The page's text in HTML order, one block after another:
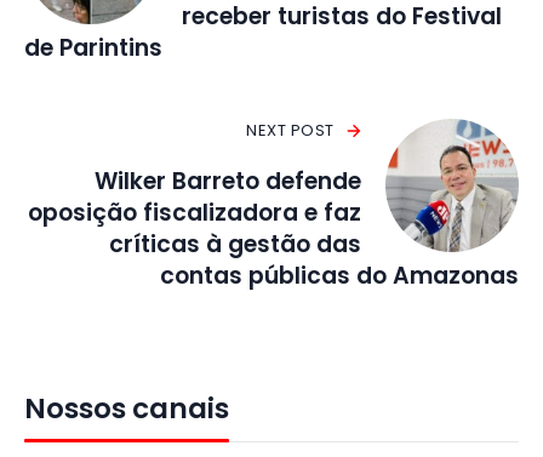
receber turistas do Festival
de Parintins
NEXT POST
Wilker Barreto defende
oposição fiscalizadora e faz
críticas à gestão das
contas públicas do Amazonas
Nossos canais